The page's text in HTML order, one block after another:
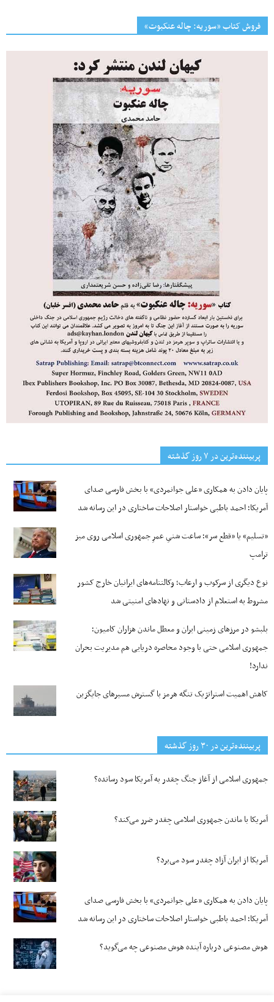
فروش کتاب «سوریه: چاله عنکبوت»
پربیننده‌ترین‌ در ۷ روز گذشته
پایان دادن به همکاری «علی جوانمردی» با بخش فارسی صدای
آمریکا؛ احمد باطبی خواستار اصلاحات ساختاری در این رسانه شد
«تسلیم» یا «قطع سر»؛ ساعت شنیِ عمرِ جمهوری اسلامی روی میز
ترامپ
نوع دیگری از سرکوب و ارعاب؛ وکالتنامه‌های ایرانیان خارج کشور
مشروط به استعلام از دادستانی و نهادهای امنیتی شد
بلبشو در مرزهای زمینی ایران و معطل ماندن هزاران کامیون؛
جمهوری اسلامی حتی با وجود محاصره دریایی هم مدیریت بحران
ندارد!
کاهش اهمیت استراتژیک تنگه‌ هرمز با گسترش مسیرهای جایگزین
پربیننده‌ترین‌ در ۳۰ روز گذشته
جمهوری اسلامی از آغاز جنگ چقدر به آمریکا سود رسانده؟
آمریکا با ماندن جمهوری اسلامی چقدر ضرر می‌کند؟
آمریکا از ایران آزاد چقدر سود می‌برد؟
پایان دادن به همکاری «علی جوانمردی» با بخش فارسی صدای
آمریکا؛ احمد باطبی خواستار اصلاحات ساختاری در این رسانه شد
هوش مصنوعی درباره آینده هوش مصنوعی چه می‌گوید؟